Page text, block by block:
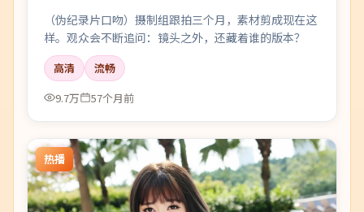
（伪纪录片口吻）摄制组跟拍三个月，素材剪成现在这
样。观众会不断追问：镜头之外，还藏着谁的版本？
高清
流畅
9.7万
57个月前
热播